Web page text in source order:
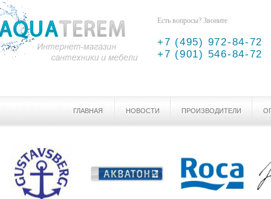
Есть вопросы? Звоните
+7 (495) 972-84-72
+7 (901) 546-84-72
ГЛАВНАЯ НОВОСТИ ПРОИЗВОДИТЕЛИ